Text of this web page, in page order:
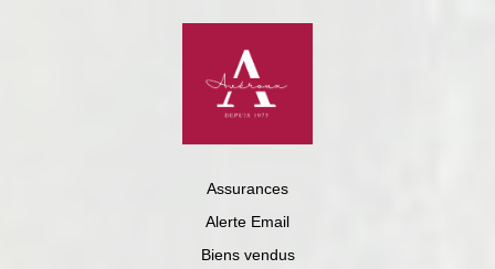
Assurances
Alerte Email
Biens vendus